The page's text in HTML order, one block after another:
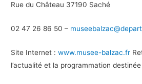
Rue du Château 37190 Saché
02 47 26 86 50 –
Site Internet :www.musee-balzac.fr
l’actualité et la programmation